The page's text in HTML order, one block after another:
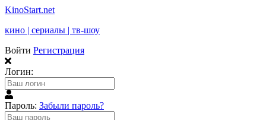
KinoStart.net
кино | сериалы | тв-шоу
Войти Регистрация
Логин:
Пароль: Забыли пароль?